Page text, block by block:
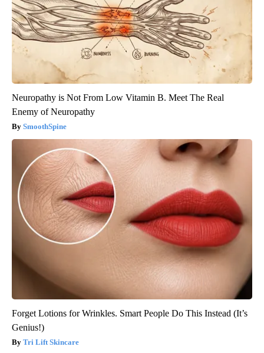
Neuropathy is Not From Low Vitamin B. Meet The Real
Enemy of Neuropathy
SmoothSpine
Forget Lotions for Wrinkles. Smart People Do This Instead (It’s
Genius!)
Tri Lift Skincare